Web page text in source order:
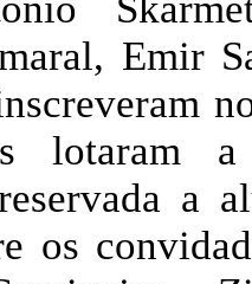
Emir
lotaram
a
os